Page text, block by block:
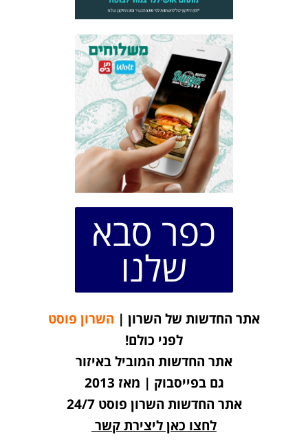
כפר סבא
שלנו
אתר החדשות של השרון | השרון פוסט
לפני כולם!
אתר החדשות המוביל באיזור
גם בפייסבוק | מאז 2013
אתר החדשות השרון פוסט 24/7
לחצו כאן ליצירת קשר